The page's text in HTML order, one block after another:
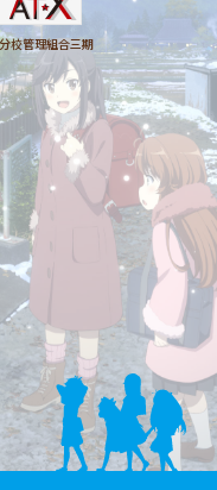
校管理組合三期